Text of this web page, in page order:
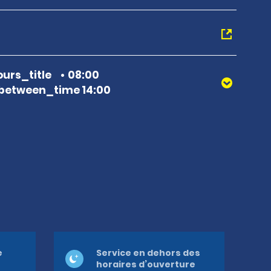
08:00
14:00
Service en dehors des
horaires d’ouverture